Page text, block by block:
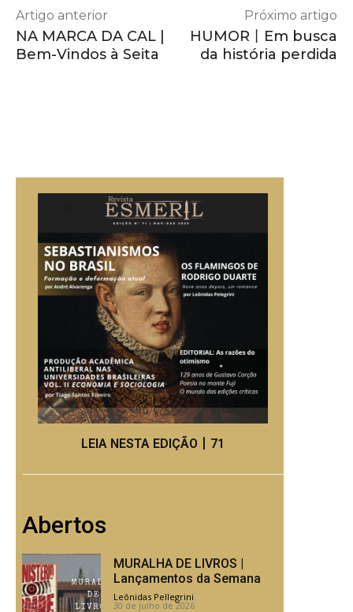
Artigo anterior
NA MARCA DA CAL |
Bem-Vindos à Seita
Próximo artigo
HUMOR丨Em busca
da história perdida
LEIA NESTA EDIÇÃO丨71
Abertos
MURALHA DE LIVROS |
Lançamentos da Semana
Leônidas Pellegrini -
30 de julho de 2026